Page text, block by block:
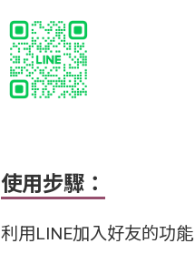
使用步驟：
利用LINE加入好友的功